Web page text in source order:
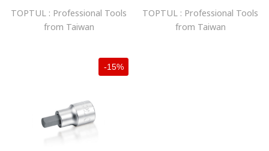
170.00 ฿. 145.00 ฿.
TOPTUL : Professional Tools
from Taiwan
160.00 ฿. 136.00 ฿.
TOPTUL : Professional Tools
from Taiwan
-15%